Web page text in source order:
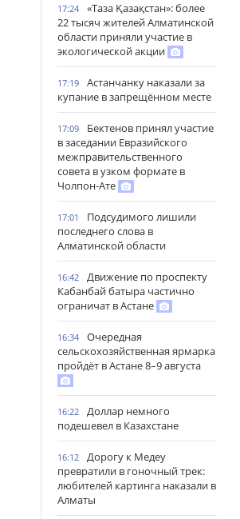
17:24
«Таза Қазақстан»: более
22 тысяч жителей Алматинской
области приняли участие в
экологической акции
17:19
Астанчанку наказали за
купание в запрещённом месте
17:09
Бектенов принял участие
в заседании Евразийского
межправительственного
совета в узком формате в
Чолпон-Ате
17:01
Подсудимого лишили
последнего слова в
Алматинской области
16:42
Движение по проспекту
Кабанбай батыра частично
ограничат в Астане
16:34
Очередная
сельскохозяйственная ярмарка
пройдёт в Астане 8–9 августа
16:22
Доллар немного
подешевел в Казахстане
16:12
Дорогу к Медеу
превратили в гоночный трек:
любителей картинга наказали в
Алматы